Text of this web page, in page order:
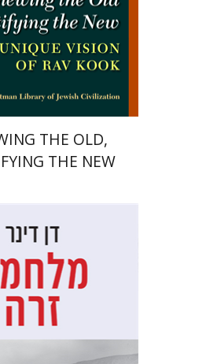
הנחת אתר ספר
$38
$34
THE OLD,
THE NEW
דן דינר
שאול מרמרי